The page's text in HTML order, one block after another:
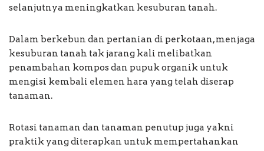
selanjutnya meningkatkan kesuburan tanah.
Dalam berkebun dan pertanian di perkotaan, menjaga
kesuburan tanah tak jarang kali melibatkan
penambahan kompos dan pupuk organik untuk
mengisi kembali elemen hara yang telah diserap
tanaman.
Rotasi tanaman dan tanaman penutup juga yakni
praktik yang diterapkan untuk mempertahankan